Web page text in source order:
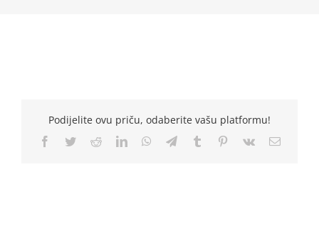
Podijelite ovu priču, odaberite vašu platformu!
Facebook
TwitterRedditLinkedInWhatsApp
TelegramTumblr Pinterest
Vk Email